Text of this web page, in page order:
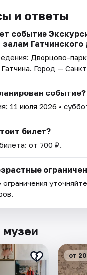
и ответы
событие
Гатчинского
Дворцово-
. Город —
событие?
11 июля 2026 •
билет?
от 700 ₽.
от